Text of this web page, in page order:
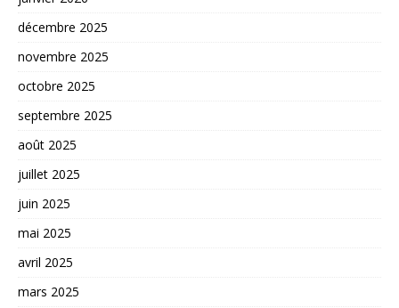
décembre 2025
novembre 2025
octobre 2025
septembre 2025
août 2025
juillet 2025
juin 2025
mai 2025
avril 2025
mars 2025